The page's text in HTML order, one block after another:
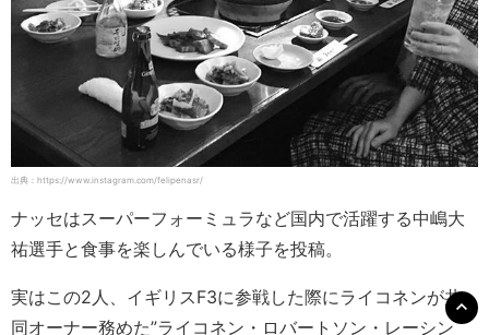
出典：https://www.instagram.com/felipenasr/
ナッセはスーパーフォーミュラなど国内で活躍する中嶋大
祐選手と食事を楽しんでいる様子を投稿。
実はこの2人、イギリスF3に参戦した際にライコネンが共
同オーナー務めた”ライコネン・ロバートソン・レーシン